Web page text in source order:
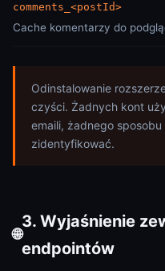
comments_<postId>
Cache komentarzy do
Odinstalowanie
czyści. Żadnych kont
emaili, żadnego
zidentyfikować.
🌐
3. Wyjaśnienie
endpointów